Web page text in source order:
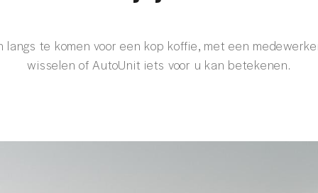
te komen voor een kop koffie, met een
wisselen of AutoUnit iets voor u kan betekenen.